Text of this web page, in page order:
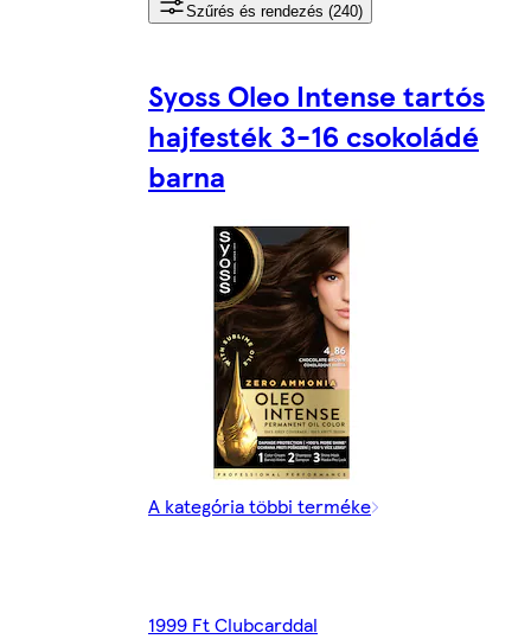
Szűrés és rendezés (240)
Syoss Oleo Intense tartós
hajfesték 3-16 csokoládé
barna
A kategória többi terméke
1999 Ft Clubcarddal